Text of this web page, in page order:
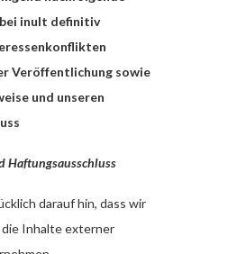
inult definitiv
Veröffentlichung sowie
und unseren
Haftungsausschluss
darauf hin, dass wir
Inhalte externer